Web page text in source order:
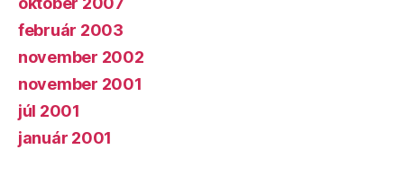
február 2003
november 2002
november 2001
júl 2001
január 2001